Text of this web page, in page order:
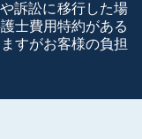
士費用特約がある
すがお客様の負担